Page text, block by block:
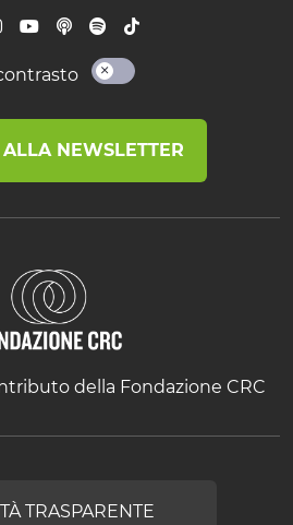
ALLA NEWSLETTER
della Fondazione CRC
TRASPARENTE